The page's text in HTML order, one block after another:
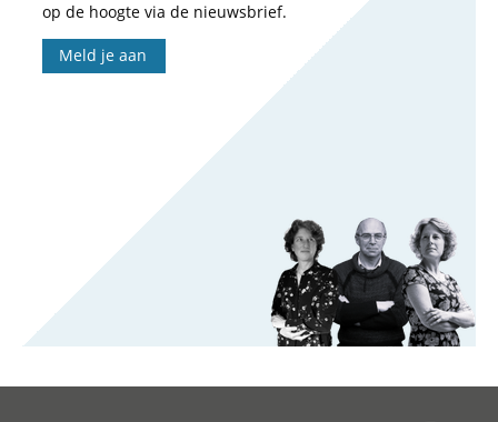
op de hoogte via de nieuwsbrief.
Meld je aan